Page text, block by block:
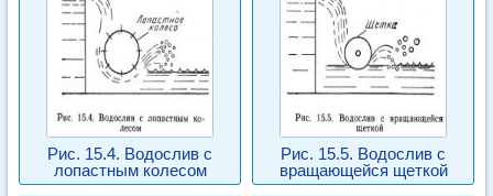
Рис. 15.4. Водослив с
лопастным колесом
Рис. 15.5. Водослив с
вращающейся щеткой